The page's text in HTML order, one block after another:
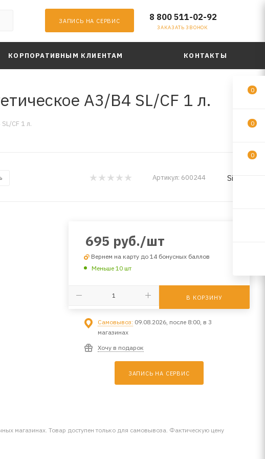
ЗАПИСЬ НА СЕРВИС 8 800 511-02-92
ЗАКАЗАТЬ ЗВОНОК
КОРПОРАТИВНЫМ КЛИЕНТАМ КОНТАКТЫ
A3/B4 SL/CF 1 л.
CF 1 л.
Артикул: 600244 Sintec
695 руб./шт
Вернем на карту до 14 бонусных баллов
Меньше 10 шт
В КОРЗИНУ
Самовывоз: 09.08.2026, после 8:00, в 3
магазинах
Хочу в подарок
ЗАПИСЬ НА СЕРВИС
магазинах. Товар доступен только для самовывоза. Фактическую цену
0
0
0